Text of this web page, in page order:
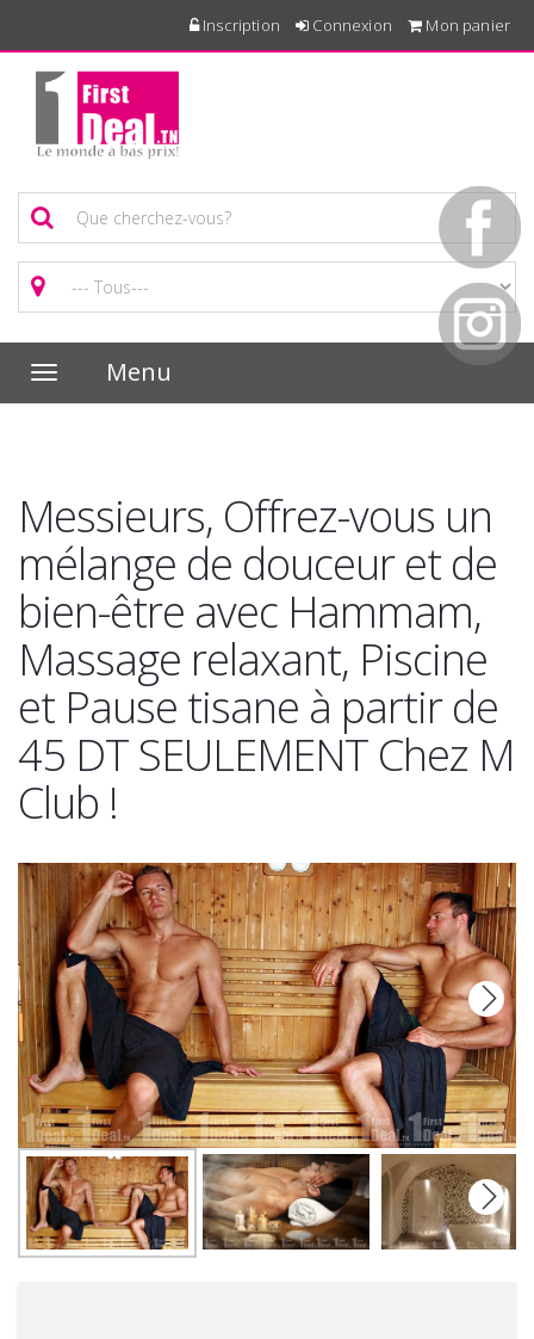
Inscription Connexion Mon panier
Toggle
navigation
Menu
Messieurs, Offrez-vous un
mélange de douceur et de
bien-être avec Hammam,
Massage relaxant, Piscine
et Pause tisane à partir de
45 DT SEULEMENT Chez M
Club !
Next
Next